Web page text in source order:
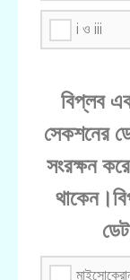
i ও iii
বিপ্লব
সেকশনের
সংরক্ষন